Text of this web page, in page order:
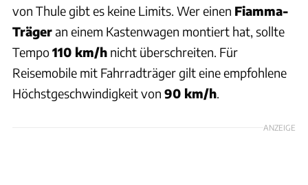
von Thule gibt es keine Limits. Wer einen Fiamma-
Trägeran einem Kastenwagen montiert hat, sollte
Tempo110 km/h nicht überschreiten. Für
Reisemobile mit Fahrradträger gilt eine empfohlene
Höchstgeschwindigkeit von 90 km/h.
ANZEIGE